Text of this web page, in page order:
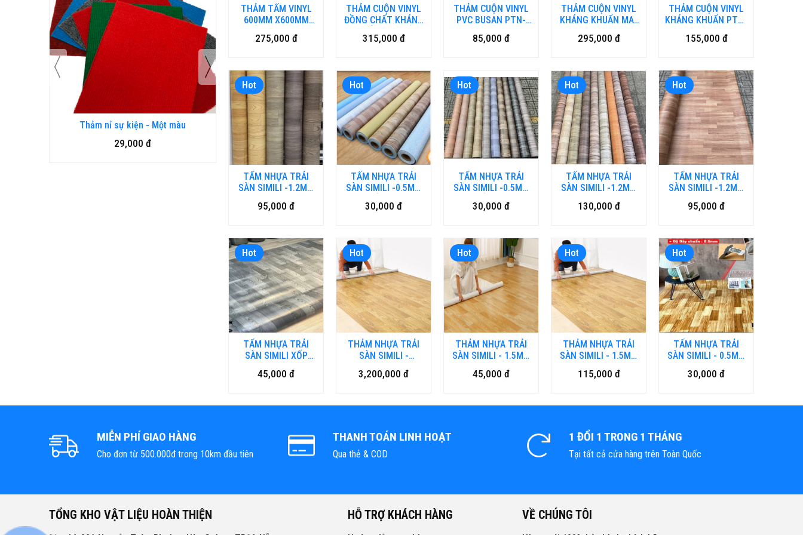
Thảm nỉ sự kiện - Một màu
29,000 đ
THẢM TẤM VINYL
600MM X600MM
CHỐNG TĨNH ĐIỆN
MA-TD.HM-DN
275,000 đ
THẢM CUỘN VINYL
ĐỒNG CHẤT KHÁNG
KHUẨN CAO CẤP
MA-HMAO.HM-DN
315,000 đ
THẢM CUỘN VINYL
PVC BUSAN PTN-
BUSAN.HNM
85,000 đ
THẢM CUỘN VINYL
KHÁNG KHUẨN MA-
295,000 đ
THẢM CUỘN VINYL
KHÁNG KHUẨN PTN-
155,000 đ
Hot
TẤM NHỰA TRẢI
SÀN SIMILI -1.2MM
LOẠI DÀY VN-DN
95,000 đ
Hot
TẤM NHỰA TRẢI
SÀN SIMILI -0.5MM
LOẠI MỎNG VN.DN
30,000 đ
Hot
TẤM NHỰA TRẢI
SÀN SIMILI -0.5MM
LOẠI MỎNG VN-HN
30,000 đ
Hot
TẤM NHỰA TRẢI
SÀN SIMILI -1.2MM
LOẠI DÀY VN-HN
130,000 đ
Hot
TẤM NHỰA TRẢI
SÀN SIMILI -1.2MM
LOẠI DÀY
95,000 đ
Hot
TẤM NHỰA TRẢI
SÀN SIMILI XỐP
-1.8MM LOẠI DÀY
45,000 đ
Hot
THẢM NHỰA TRẢI
SÀN SIMILI -
SIMILI02 - HM1.5
3,200,000 đ
Hot
THẢM NHỰA TRẢI
SÀN SIMILI - 1.5MM
LOẠI XỐP
45,000 đ
Hot
THẢM NHỰA TRẢI
SÀN SIMILI - 1.5MM
115,000 đ
Hot
TẤM NHỰA TRẢI
SÀN SIMILI - 0.5MM
LOẠI MỎNG
30,000 đ
MIỄN PHÍ GIAO HÀNG
Cho đơn từ 500.000đ trong 10km đầu tiên
THANH TOÁN LINH HOẠT
Qua thẻ & COD
1 ĐỔI 1 TRONG 1 THÁNG
Tại tất cả cửa hàng trên Toàn Quốc
TỔNG KHO VẬT LIỆU HOÀN THIỆN HỖ TRỢ KHÁCH HÀNG VỀ CHÚNG TÔI